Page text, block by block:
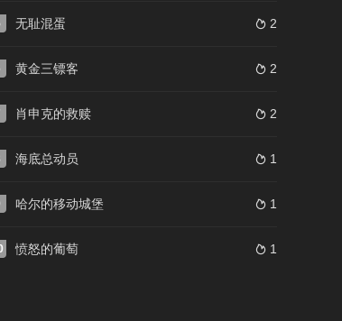
Howl's Moving Castle / Hauru no ugoku shiro
 2
无耻混蛋
 2
黄金三镖客
 2
肖申克的救赎
 1
海底总动员
 1
哈尔的移动城堡
 1
愤怒的葡萄